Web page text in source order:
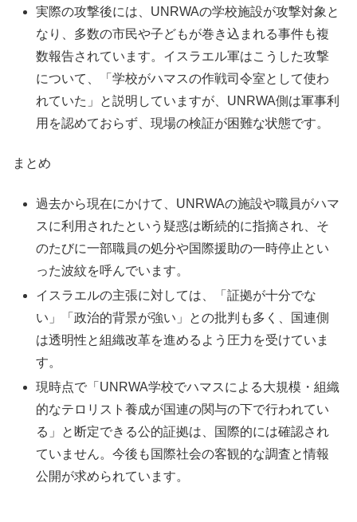
実際の攻撃後には、UNRWAの学校施設が攻撃対象と
なり、多数の市民や子どもが巻き込まれる事件も複
数報告されています。イスラエル軍はこうした攻撃
について、「学校がハマスの作戦司令室として使わ
れていた」と説明していますが、UNRWA側は軍事利
用を認めておらず、現場の検証が困難な状態です。
まとめ
過去から現在にかけて、UNRWAの施設や職員がハマ
スに利用されたという疑惑は断続的に指摘され、そ
のたびに一部職員の処分や国際援助の一時停止とい
った波紋を呼んでいます。
イスラエルの主張に対しては、「証拠が十分でな
い」「政治的背景が強い」との批判も多く、国連側
は透明性と組織改革を進めるよう圧力を受けていま
す。
現時点で「UNRWA学校でハマスによる大規模・組織
的なテロリスト養成が国連の関与の下で行われてい
る」と断定できる公的証拠は、国際的には確認され
ていません。今後も国際社会の客観的な調査と情報
公開が求められています。